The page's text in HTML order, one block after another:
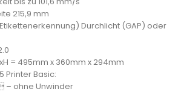
215,9 mm
Durchlicht (GAP) oder
= 495mm x 360mm x 294mm
Printer Basic:
– ohne Unwinder